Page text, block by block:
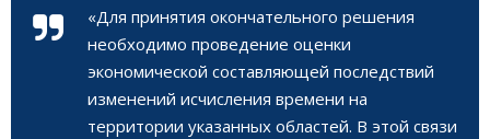
«Для принятия окончательного решения
необходимо проведение оценки
экономической составляющей последствий
изменений исчисления времени на
территории указанных областей. В этой связи